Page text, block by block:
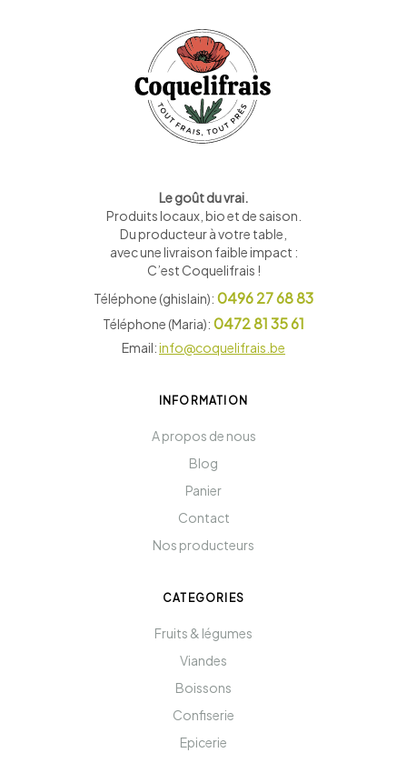
Le goût du vrai.
Produits locaux, bio et de saison
Du producteur à votre table,
avec une livraison faible impact :
C’est Coquelifrais !
Téléphone (ghislain): 0496 27 68 83
Téléphone (Maria): 0472 81 35 61
Email:info@coquelifrais.be
INFORMATION
A propos de nous
Blog
Panier
Contact
Nos producteurs
CATEGORIES
Fruits & légumes
Viandes
Boissons
Confiserie
Epicerie